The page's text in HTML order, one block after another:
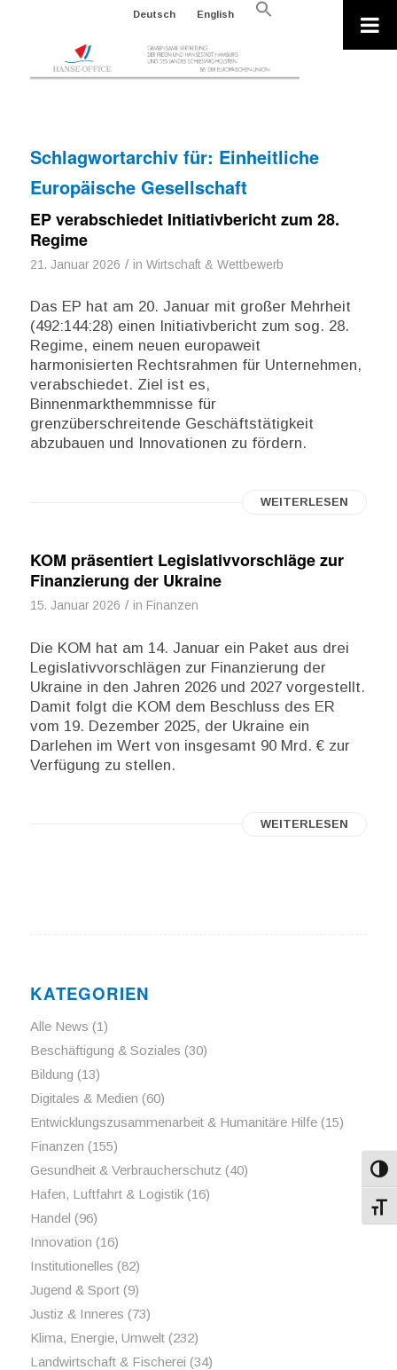
Deutsch English
Search
Schlagwortarchiv für: Einheitliche
Europäische Gesellschaft
EP verabschiedet Initiativbericht zum 28.
Regime
21. Januar 2026 / in Wirtschaft & Wettbewerb
Das EP hat am 20. Januar mit großer Mehrheit
(492:144:28) einen Initiativbericht zum sog. 28.
Regime, einem neuen europaweit
harmonisierten Rechtsrahmen für Unternehmen,
verabschiedet. Ziel ist es,
Binnenmarkthemmnisse für
grenzüberschreitende Geschäftstätigkeit
abzubauen und Innovationen zu fördern.
WEITERLESEN
KOM präsentiert Legislativvorschläge zur
Finanzierung der Ukraine
15. Januar 2026 / in Finanzen
Die KOM hat am 14. Januar ein Paket aus drei
Legislativvorschlägen zur Finanzierung der
Ukraine in den Jahren 2026 und 2027 vorgestellt.
Damit folgt die KOM dem Beschluss des ER
vom 19. Dezember 2025, der Ukraine ein
Darlehen im Wert von insgesamt 90 Mrd. € zur
Verfügung zu stellen.
WEITERLESEN
KATEGORIEN
Alle News (1)
Beschäftigung & Soziales (30)
Bildung (13)
Digitales & Medien (60)
Entwicklungszusammenarbeit & Humanitäre Hilfe(15)
Finanzen (155)
Gesundheit & Verbraucherschutz (40)
Hafen, Luftfahrt & Logistik(16)
Handel (96)
Innovation (16)
Institutionelles (82)
Jugend & Sport(9)
Justiz & Inneres (73)
Klima, Energie, Umwelt(232)
Landwirtschaft & Fischerei (34)